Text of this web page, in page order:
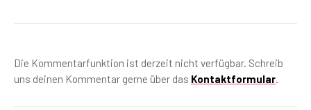
Die Kommentarfunktion ist derzeit nicht verfügbar. Schreib
uns deinen Kommentar gerne über das Kontaktformular.